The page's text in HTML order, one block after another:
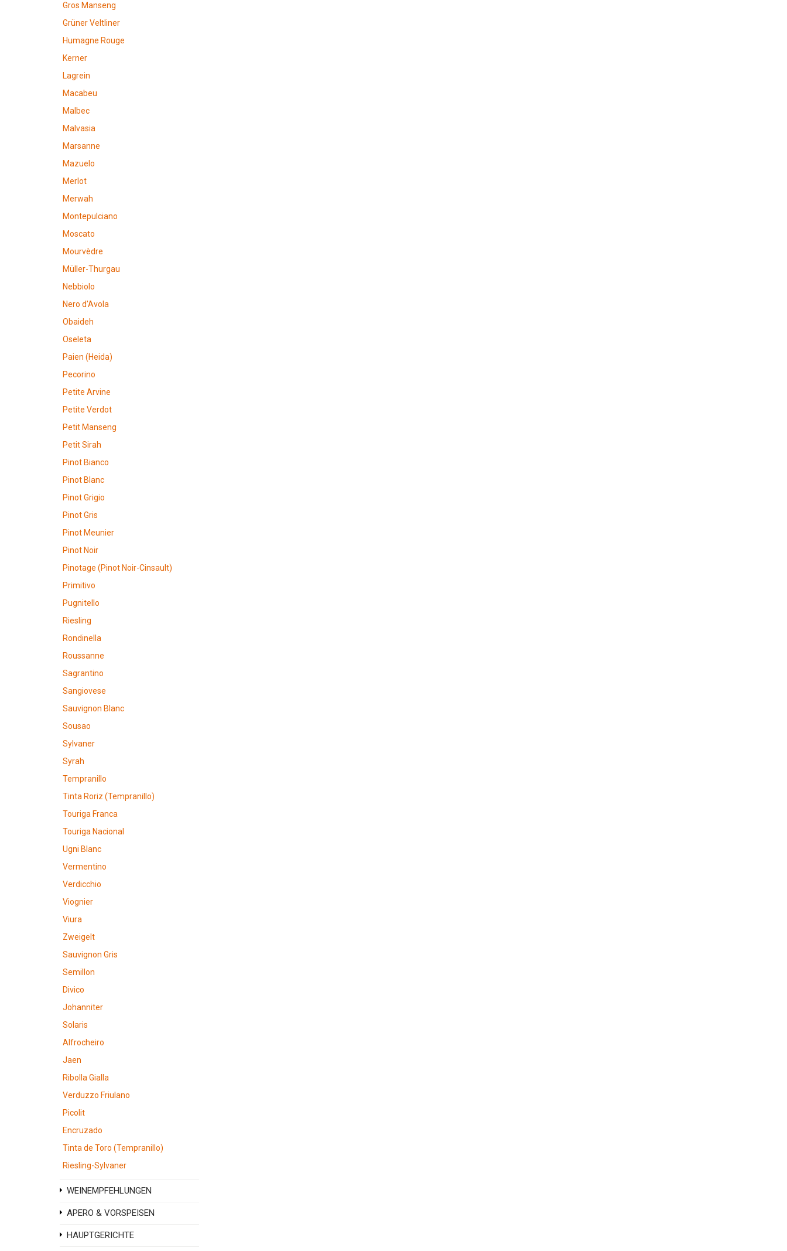
Gros Manseng
Grüner Veltliner
Humagne Rouge
Kerner
Lagrein
Macabeu
Malbec
Malvasia
Marsanne
Mazuelo
Merlot
Merwah
Montepulciano
Moscato
Mourvèdre
Müller-Thurgau
Nebbiolo
Nero d'Avola
Obaideh
Oseleta
Paien (Heida)
Pecorino
Petite Arvine
Petite Verdot
Petit Manseng
Petit Sirah
Pinot Bianco
Pinot Blanc
Pinot Grigio
Pinot Gris
Pinot Meunier
Pinot Noir
Pinotage (Pinot Noir-Cinsault)
Primitivo
Pugnitello
Riesling
Rondinella
Roussanne
Sagrantino
Sangiovese
Sauvignon Blanc
Sousao
Sylvaner
Syrah
Tempranillo
Tinta Roriz (Tempranillo)
Touriga Franca
Touriga Nacional
Ugni Blanc
Vermentino
Verdicchio
Viognier
Viura
Zweigelt
Sauvignon Gris
Semillon
Divico
Johanniter
Solaris
Alfrocheiro
Jaen
Ribolla Gialla
Verduzzo Friulano
Picolit
Encruzado
Tinta de Toro (Tempranillo)
Riesling-Sylvaner
WEINEMPFEHLUNGEN
APERO & VORSPEISEN
HAUPTGERICHTE